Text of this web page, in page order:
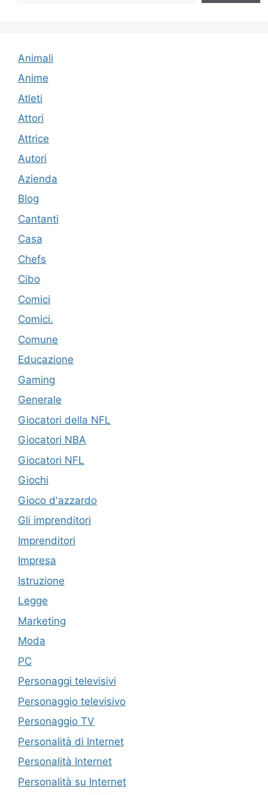
Animali
Anime
Atleti
Attori
Attrice
Autori
Azienda
Blog
Cantanti
Casa
Chefs
Cibo
Comici
Comici.
Comune
Educazione
Gaming
Generale
Giocatori della NFL
Giocatori NBA
Giocatori NFL
Giochi
Gioco d'azzardo
Gli imprenditori
Imprenditori
Impresa
Istruzione
Legge
Marketing
Moda
PC
Personaggi televisivi
Personaggio televisivo
Personaggio TV
Personalità di Internet
Personalità Internet
Personalità su Internet